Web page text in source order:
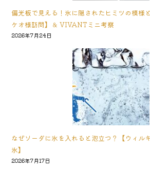
偏光板で見える！氷に隠されたヒミツの模様
ケオ様訪問】＆ VIVANTミニ考察
2026年7月24日
なぜソーダに氷を入れると泡立つ？【ウィル
氷】
2026年7月17日